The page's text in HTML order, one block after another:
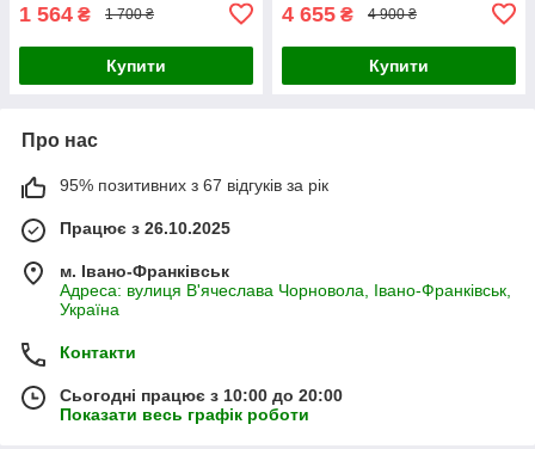
1 564 ₴ 1 700 ₴
Купити
4 655 ₴ 4 900 ₴
Купити
Про нас
95% позитивних з 67 відгуків за рік
Працює з 26.10.2025
м. Івано-Франківськ
Адреса: вулиця В'ячеслава Чорновола, Івано-Франківськ,
Україна
Контакти
Сьогодні працює з 10:00 до 20:00
Показати весь графік роботи